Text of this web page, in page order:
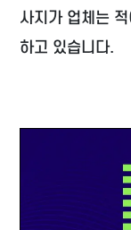
사지가 업체는
하고 있습니다.